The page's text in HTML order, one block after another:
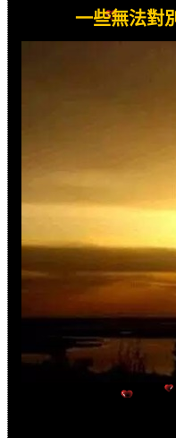
一些無法對